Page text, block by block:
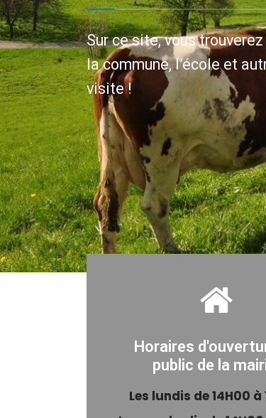
Sur ce site, vous
la commune, l’école et
visite !
Horaires
public de la
Les lundis de 14H00 à